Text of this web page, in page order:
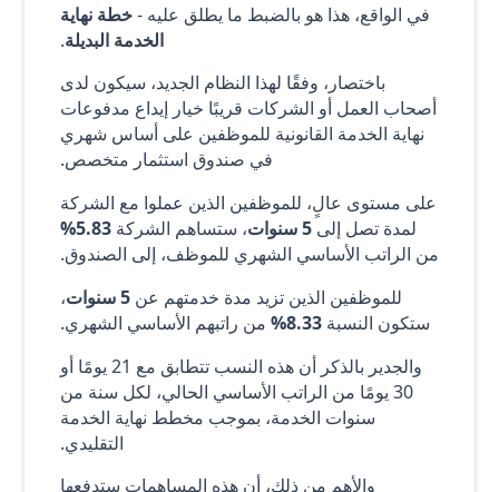
في الواقع، هذا هو بالضبط ما يطلق عليه -خطة نهاية
الخدمة البديلة.
باختصار، وفقًا لهذا النظام الجديد، سيكون لدى
أصحاب العمل أو الشركات قريبًا خيار إيداع مدفوعات
نهاية الخدمة القانونية للموظفين على أساس شهري
في صندوق استثمار متخصص.
على مستوى عالٍ، للموظفين الذين عملوا مع الشركة
لمدة تصل إلى5 سنوات ، ستساهم الشركة5.83%
من الراتب الأساسي الشهري للموظف، إلى الصندوق.
للموظفين الذين تزيد مدة خدمتهم عن5 سنوات
،
ستكون النسبة8.33%
من راتبهم الأساسي الشهري.
والجدير بالذكر أن هذه النسب تتطابق مع 21 يومًا أو
30 يومًا من الراتب الأساسي الحالي، لكل سنة من
سنوات الخدمة، بموجب مخطط نهاية الخدمة
التقليدي.
والأهم من ذلك، أن هذه المساهمات ستدفعها